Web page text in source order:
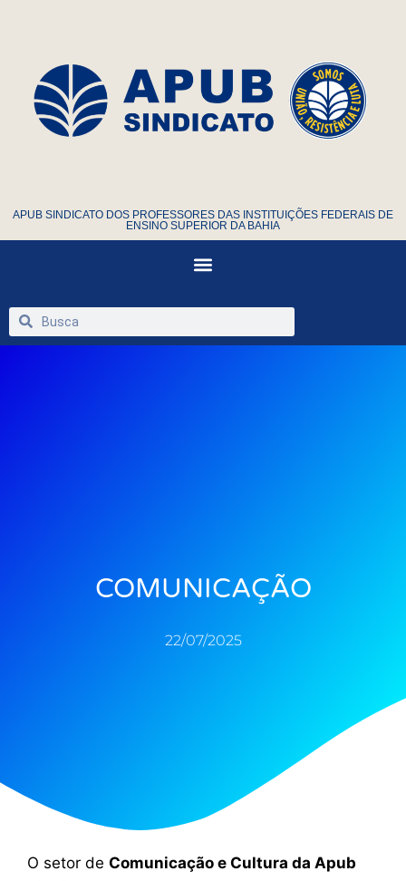
APUB SINDICATO DOS PROFESSORES DAS INSTITUIÇÕES FEDERAIS DE
ENSINO SUPERIOR DA BAHIA
COMUNICAÇÃO
22/07/2025
O setor de Comunicação e Cultura da Apub